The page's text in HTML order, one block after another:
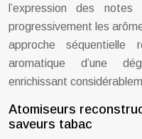
l’expression des
progressivement les
approche séquentielle
aromatique d’une
enrichissant
Atomiseurs
saveurs tabac